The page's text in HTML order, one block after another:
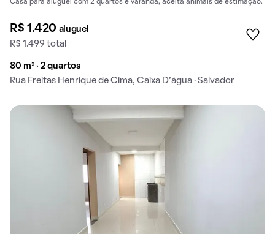
Casa para aluguel com 2 quartos e varanda, aceita animais de estimação.
R$ 1.420 aluguel
R$ 1.499 total
80 m² · 2 quartos
Rua Freitas Henrique de Cima, Caixa D'água · Salvador